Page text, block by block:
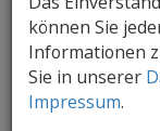
Taranteln
Beuteltier
sind die
können Sie
Informationen
Sie in unserer
Impressum.